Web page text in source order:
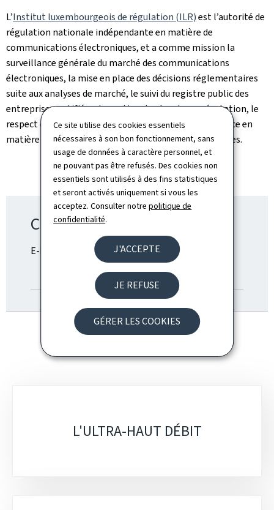
Ce site utilise des cookies essentiels
nécessaires à son bon fonctionnement, sans
usage de données à caractère personnel, et
ne pouvant pas être refusés. Des cookies non
essentiels sont utilisés à des fins statistiques
et seront activés uniquement si vous les
acceptez. Consulter notrepolitique de
confidentialité.
J'ACCEPTE
JE REFUSE
GÉRER LES COOKIES
L’Institut luxembourgeois de régulation (ILR)est l’autorité de
régulation nationale indépendante en matière de
communications électroniques, et a comme mission la
surveillance générale du marché des communications
électroniques, la mise en place des décisions réglementaires
suite aux analyses de marché, le suivi du registre public des
entreprises notifiées, la gestion du plan de numérotation, le
respect des droits des consommateurs et la surveillance en
matière de sécurité et d'intégrité des réseaux et services.
Contact Télécom
E-Mail: telecom@smc.etat.lu
L'ULTRA-HAUT DÉBIT